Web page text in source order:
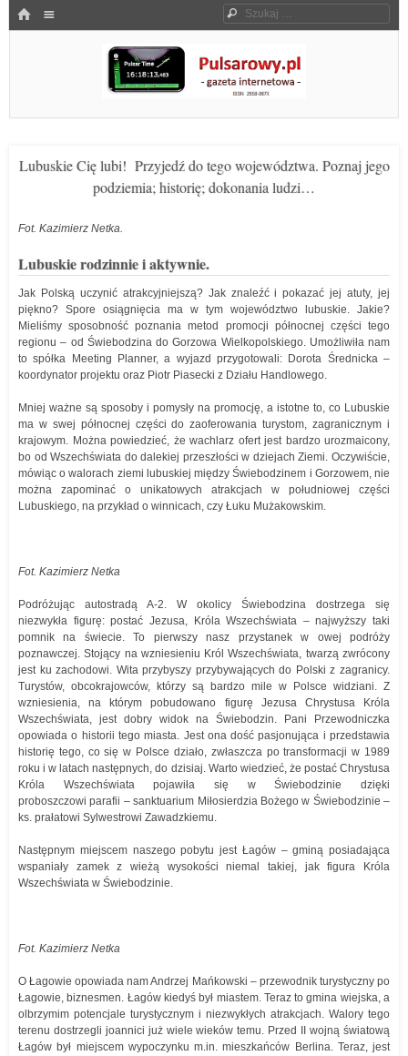
HOME Szukaj
Pulsarowy.pl
Lubuskie Cię lubi! Przyjedź do tego województwa. Poznaj jego
podziemia; historię; dokonania ludzi…
Fot. Kazimierz Netka.
Lubuskie rodzinnie i aktywnie.
Jak Polską uczynić atrakcyjniejszą? Jak znaleźć i pokazać jej atuty, jej
piękno? Spore osiągnięcia ma w tym województwo lubuskie. Jakie?
Mieliśmy sposobność poznania metod promocji północnej części tego
regionu – od Świebodzina do Gorzowa Wielkopolskiego. Umożliwiła nam
to spółka Meeting Planner, a wyjazd przygotowali: Dorota Średnicka –
koordynator projektu oraz Piotr Piasecki z Działu Handlowego.
Mniej ważne są sposoby i pomysły na promocję, a istotne to, co Lubuskie
ma w swej północnej części do zaoferowania turystom, zagranicznym i
krajowym. Można powiedzieć, że wachlarz ofert jest bardzo urozmaicony,
bo od Wszechświata do dalekiej przeszłości w dziejach Ziemi. Oczywiście,
mówiąc o walorach ziemi lubuskiej między Świebodzinem i Gorzowem, nie
można zapominać o unikatowych atrakcjach w południowej części
Lubuskiego, na przykład o winnicach, czy Łuku Mużakowskim.
Fot. Kazimierz Netka
Podróżując autostradą A-2. W okolicy Świebodzina dostrzega się
niezwykła figurę: postać Jezusa, Króla Wszechświata – najwyższy taki
pomnik na świecie. To pierwszy nasz przystanek w owej podróży
poznawczej. Stojący na wzniesieniu Król Wszechświata, twarzą zwrócony
jest ku zachodowi. Wita przybyszy przybywających do Polski z zagranicy.
Turystów, obcokrajowców, którzy są bardzo mile w Polsce widziani. Z
wzniesienia, na którym pobudowano figurę Jezusa Chrystusa Króla
Wszechświata, jest dobry widok na Świebodzin. Pani Przewodniczka
opowiada o historii tego miasta. Jest ona dość pasjonująca i przedstawia
historię tego, co się w Polsce działo, zwłaszcza po transformacji w 1989
roku i w latach następnych, do dzisiaj. Warto wiedzieć, że postać Chrystusa
Króla Wszechświata pojawiła się w Świebodzinie dzięki
proboszczowi parafii – sanktuarium Miłosierdzia Bożego w Świebodzinie –
ks. prałatowi Sylwestrowi Zawadzkiemu.
Następnym miejscem naszego pobytu jest Łagów – gminą posiadająca
wspaniały zamek z wieżą wysokości niemal takiej, jak figura Króla
Wszechświata w Świebodzinie.
Fot. Kazimierz Netka
O Łagowie opowiada nam Andrzej Mańkowski – przewodnik turystyczny po
Łagowie, biznesmen. Łagów kiedyś był miastem. Teraz to gmina wiejska, a
olbrzymim potencjale turystycznym i niezwykłych atrakcjach. Walory tego
terenu dostrzegli joannici już wiele wieków temu. Przed II wojną światową
Łagów był miejscem wypoczynku m.in. mieszkańców Berlina. Teraz, jest